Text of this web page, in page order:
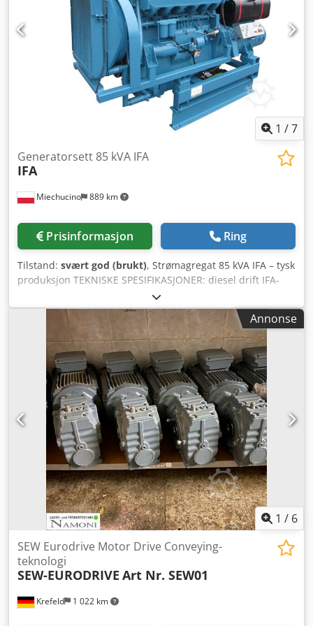
1 /7
Miechucino 889 km
Generatorsett 85 kVA IFA
IFA
Prisinformasjon Ring
Tilstand: svært god (brukt), Strømagregat 85 kVA IFA – tysk
produksjon TEKNISKE SPESIFIKASJONER: diesel drift IFA-
motor 6VD14,5/12/2SRW generator VEB DGA 68/5
Cjdoivtazepfx Anvorf motoreffekt 68 kW maksimal
generator-effekt 85 kVA væskekjølt motor seksylindret mål
(L/B/H) 270 / 120 / 210 cm vekt 1300 kg
Annonse
1 / 6
Krefeld 1 022 km
SEW Eurodrive Motor Drive Conveying-
teknologi
SEW-EURODRIVE Art Nr. SEW01